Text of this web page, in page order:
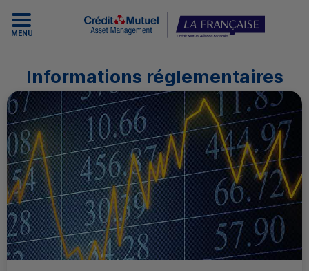
MENU
Informations réglementaires